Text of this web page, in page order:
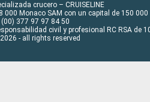
crucero – CRUISELINE
000 Monaco SAM con un capital de 150 000
377 97 97 84 50
civil y profesional RC RSA de
- all rights reserved